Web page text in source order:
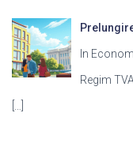
In
Regim